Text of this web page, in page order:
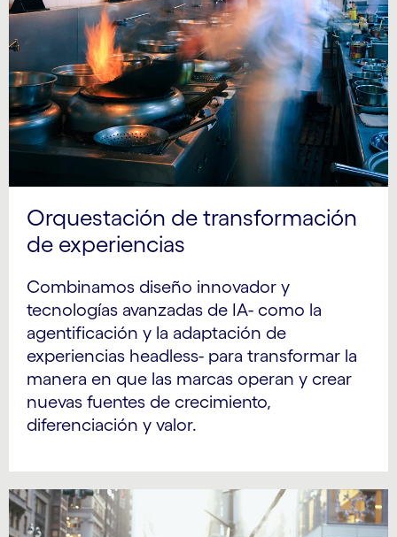
Orquestación de transformación
de experiencias
Combinamos diseño innovador y
tecnologías avanzadas de IA- como la
agentificación y la adaptación de
experiencias headless- para transformar la
manera en que las marcas operan y crear
nuevas fuentes de crecimiento,
diferenciación y valor.